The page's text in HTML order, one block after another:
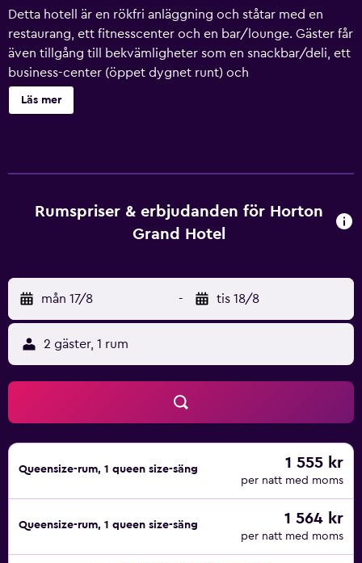
Detta hotell är en rökfri anläggning och ståtar med en
restaurang, ett fitnesscenter och en bar/lounge. Gäster får
även tillgång till bekvämligheter som en snackbar/deli, ett
business-center (öppet dygnet runt) och
parkeringsservice. Städning är tillgänglig på begäran. The
Horton Grand, Downtown/Gaslamp Quarter erbjuder 132
badkar/dusch, gratis toalettartiklar och hårtorkar.
Dessutom har rummen strykjärn/strykbräda och takfläkt.
fitnesscenter. Fritidsaktiviteterna nedan finns antingen
tillgängliga på plats eller i närheten. Avgifter kan
tillkomma.
Läs mer
Rumspriser & erbjudanden för Horton
Grand Hotel
mån 17/8 - tis 18/8
2 gäster, 1 rum
Queensize-rum, 1 queen size-säng 1 555 kr
per natt med moms
Queensize-rum, 1 queen size-säng 1 564 kr
per natt med moms